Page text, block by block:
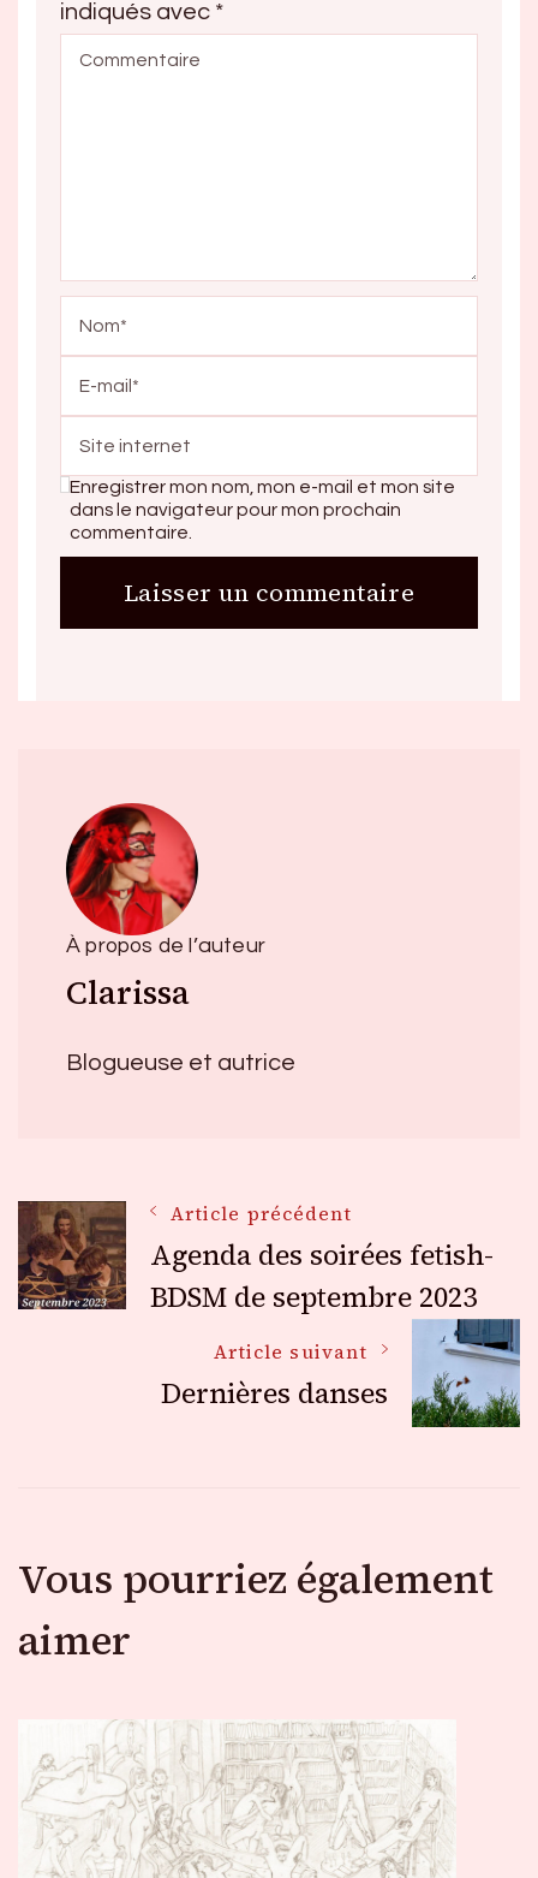
indiqués avec *
Enregistrer mon nom, mon e-mail et mon site
dans le navigateur pour mon prochain
commentaire.
À propos de l’auteur
Clarissa
Blogueuse et autrice
Navigation
des
articles
Article précédent
Agenda des soirées fetish-
BDSM de septembre 2023
Article suivant
Dernières danses
Vous pourriez également
aimer